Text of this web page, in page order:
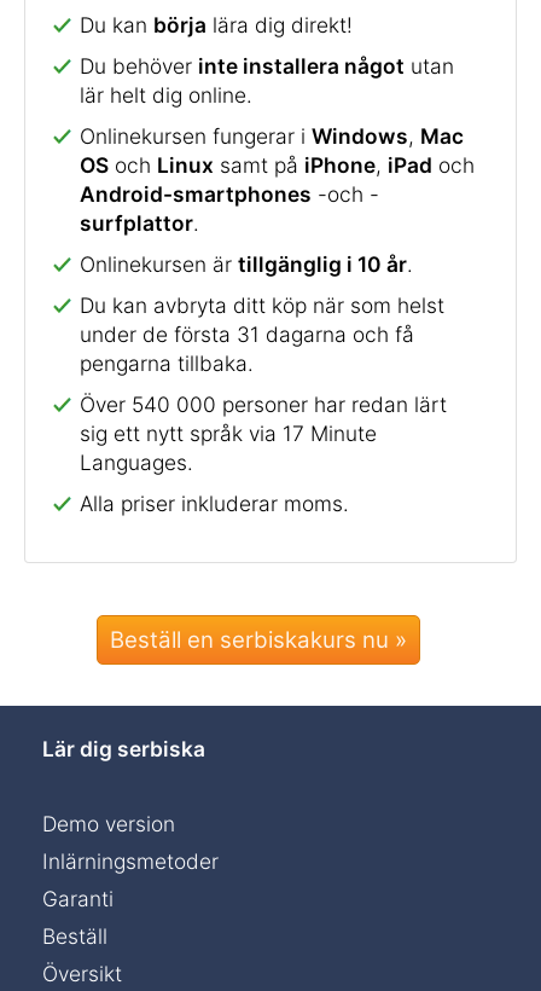
Du kan börja lära dig direkt!
Du behöver inte installera något utan
lär helt dig online.
Onlinekursen fungerar i Windows, Mac
OS och Linux samt på iPhone, iPad och
Android-smartphones -och -
surfplattor.
Onlinekursen är tillgänglig i 10 år.
Du kan avbryta ditt köp när som helst
under de första 31 dagarna och få
pengarna tillbaka.
Över 540 000 personer har redan lärt
sig ett nytt språk via 17 Minute
Languages.
Alla priser inkluderar moms.
Beställ en serbiskakurs nu »
Lär dig serbiska
Demo version
Inlärningsmetoder
Garanti
Beställ
Översikt